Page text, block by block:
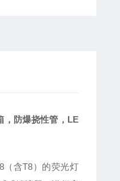
防爆挠性管， LE
（含T8）的荧光灯